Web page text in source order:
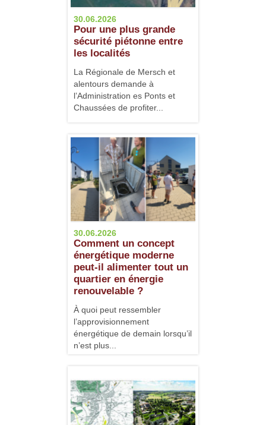
30.06.2026
Pour une plus grande
sécurité piétonne entre
les localités
La Régionale de Mersch et
alentours demande à
l’Administration es Ponts et
Chaussées de profiter...
30.06.2026
Comment un concept
énergétique moderne
peut-il alimenter tout un
quartier en énergie
renouvelable ?
À quoi peut ressembler
l’approvisionnement
énergétique de demain lorsqu’il
n’est plus...